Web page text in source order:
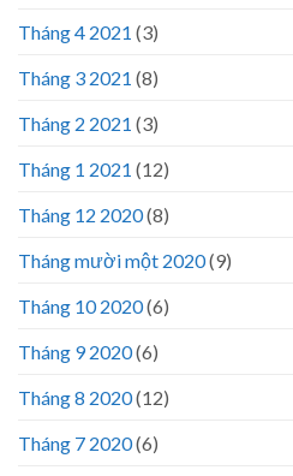
Tháng 4 2021 (3)
Tháng 3 2021 (8)
Tháng 2 2021 (3)
Tháng 1 2021 (12)
Tháng 12 2020(8)
Tháng mười một 2020(9)
Tháng 10 2020(6)
Tháng 9 2020(6)
Tháng 8 2020(12)
Tháng 7 2020(6)